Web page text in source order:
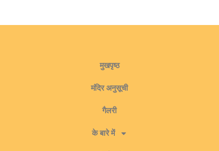
मुखपृष्ठ
मंदिर अनुसूची
गैलरी
के बारे में